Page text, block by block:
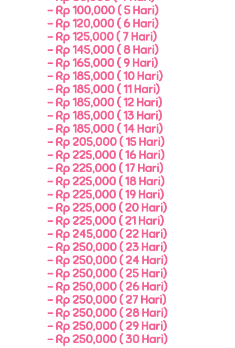
- Rp 100,000 ( 5 Hari)
- Rp 120,000 ( 6 Hari)
- Rp 125,000 ( 7 Hari)
- Rp 145,000 ( 8 Hari)
- Rp 165,000 ( 9 Hari)
- Rp 185,000 ( 10 Hari)
- Rp 185,000 ( 11 Hari)
- Rp 185,000 ( 12 Hari)
- Rp 185,000 ( 13 Hari)
- Rp 185,000 ( 14 Hari)
- Rp 205,000 ( 15 Hari)
- Rp 225,000 ( 16 Hari)
- Rp 225,000 ( 17 Hari)
- Rp 225,000 ( 18 Hari)
- Rp 225,000 ( 19 Hari)
- Rp 225,000 ( 20 Hari)
- Rp 225,000 ( 21 Hari)
- Rp 245,000 ( 22 Hari)
- Rp 250,000 ( 23 Hari)
- Rp 250,000 ( 24 Hari)
- Rp 250,000 ( 25 Hari)
- Rp 250,000 ( 26 Hari)
- Rp 250,000 ( 27 Hari)
- Rp 250,000 ( 28 Hari)
- Rp 250,000 ( 29 Hari)
- Rp 250,000 ( 30 Hari)